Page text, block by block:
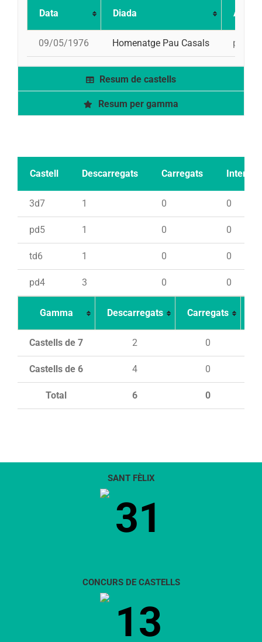
Data Diada
09/05/1976 Homenatge Pau Casals pd4,
Resum de castells
Resum per gamma
Castell Descarregats Carregats Intents
3d7 1 0 0
pd5 1 0 0
td6 1 0 0
pd4 3 0 0
Gamma Descarregats Carregats
Total 6 0
Castells de 7 2 0
Castells de 6 4 0
SANT FÈLIX
31
CONCURS DE CASTELLS
13